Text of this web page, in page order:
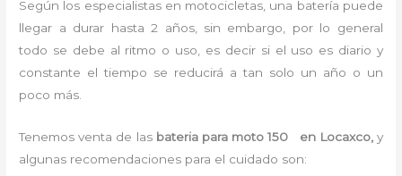
Según los especialistas en motocicletas, una batería puede
llegar a durar hasta 2 años, sin embargo, por lo general
todo se debe al ritmo o uso, es decir si el uso es diario y
constante el tiempo se reducirá a tan solo un año o un
poco más.
Tenemosventa de las bateria para moto 150 en Locaxco, y
algunas recomendaciones para el cuidado son: